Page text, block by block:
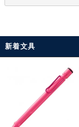
新着文具